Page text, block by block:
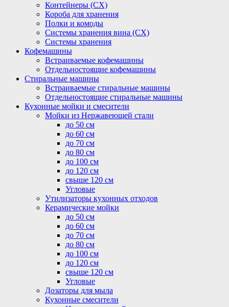
Контейнеры (СХ)
Короба для хранения
Полки и комоды
Системы хранения вина (СХ)
Системы хранения
Кофемашины
Встраиваемые кофемашины
Отдельностоящие кофемашины
Стиральные машины
Встраиваемые стиральные машины
Отдельностоящие стиральные машины
Кухонные мойки и смесители
Мойки из Нержавеющей стали
до 50 см
до 60 см
до 70 см
до 80 см
до 100 см
до 120 см
свыше 120 см
Угловые
Утилизаторы кухонных отходов
Керамические мойки
до 50 см
до 60 см
до 70 см
до 80 см
до 100 см
до 120 см
свыше 120 см
Угловые
Дозаторы для мыла
Кухонные смесители